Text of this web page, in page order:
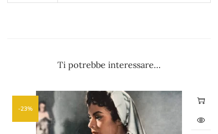
Ti potrebbe interessare…
-23%